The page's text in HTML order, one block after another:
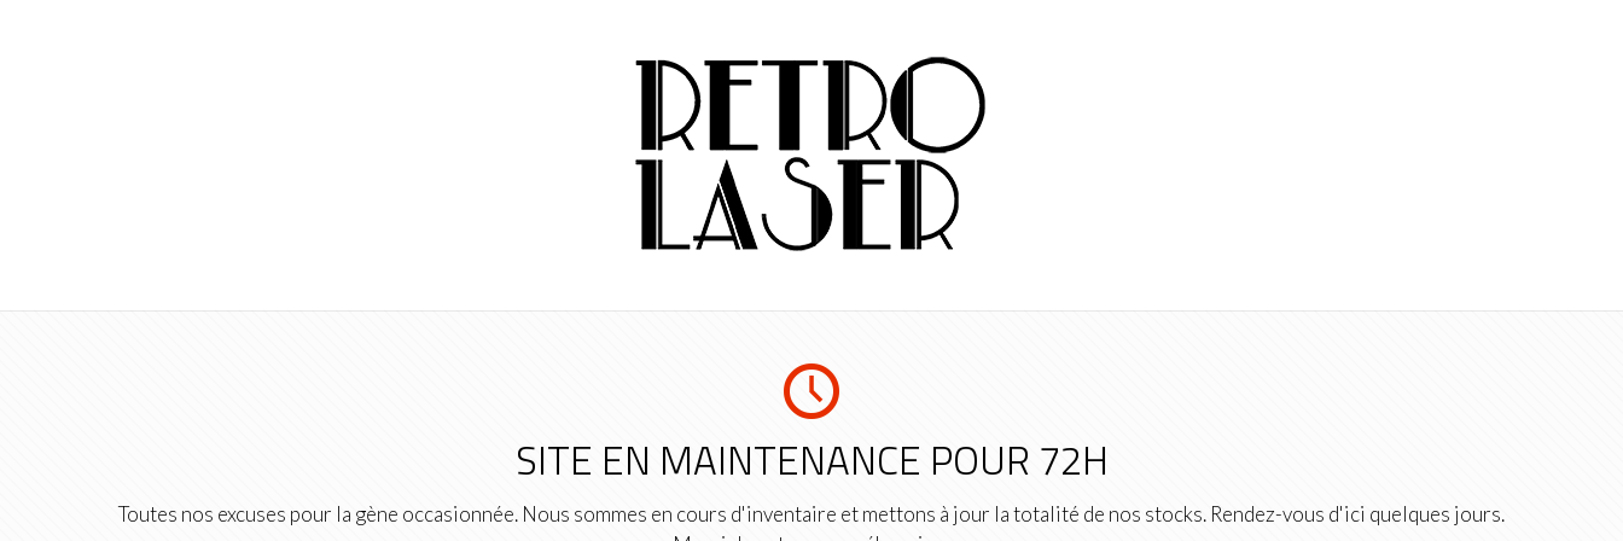
SITE EN MAINTENANCE POUR 72H
Toutes nos excuses pour la gène occasionnée. Nous sommes en cours d'inventaire et mettons à jour la totalité de nos stocks. Rendez-vous d'ici quelques jours.